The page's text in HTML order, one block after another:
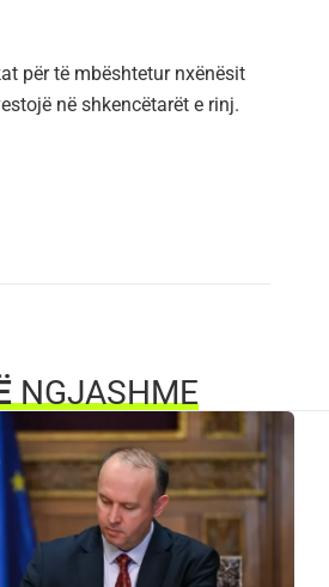
për të mbështetur nxënësit
në shkencëtarët e rinj.
NGJASHME